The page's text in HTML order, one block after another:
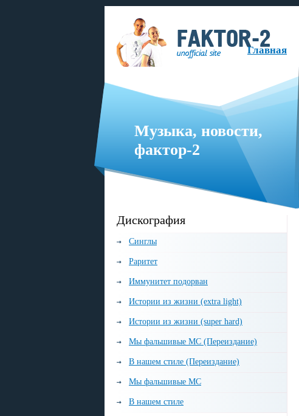
Главная
Музыка, новости,
фактор-2
музыкальная группа, образованная в 1999 году.
Дискография
Синглы
Раритет
Иммунитет подорван
Истории из жизни (extra light)
Истории из жизни (super hard)
Мы фальшивые МС (Переиздание)
В нашем стиле (Переиздание)
Мы фальшивые МС
В нашем стиле